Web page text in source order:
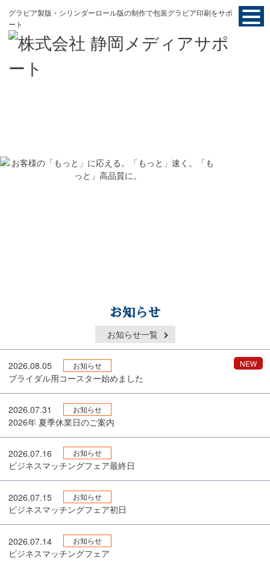
グラビア製版・シリンダーロール版の制作で包装グラビア印刷をサポ
ート
お知らせ
お知らせ一覧
NEW
2026.08.05 お知らせ
ブライダル用コースター始めました
2026.07.31 お知らせ
2026年 夏季休業日のご案内
2026.07.16 お知らせ
ビジネスマッチングフェア最終日
2026.07.15 お知らせ
ビジネスマッチングフェア初日
2026.07.14 お知らせ
ビジネスマッチングフェア